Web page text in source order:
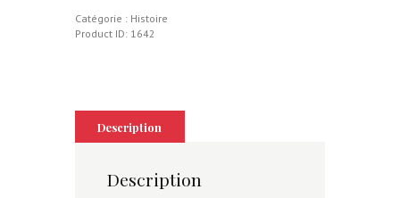
Weygand,
la
en
Catégorie : Histoire
Product ID: 1642
Description
Description